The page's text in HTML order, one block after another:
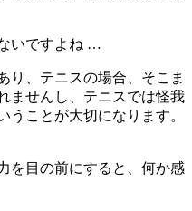
いですよね …
り、テニスの場合、そこま
ませんし、テニスでは怪我
うことが大切になります。
を目の前にすると、何か感